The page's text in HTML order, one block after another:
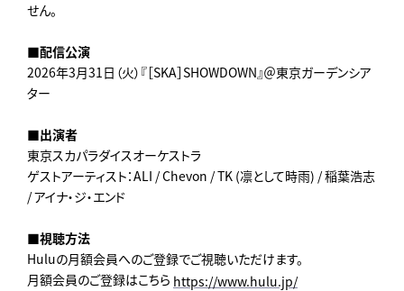
せん。
■配信公演
2026年3月31日（火）『［SKA］SHOWDOWN』＠東京ガーデンシア
ター
■出演者
東京スカパラダイスオーケストラ
ゲストアーティスト：ALI / Chevon / TK (凛として時⾬) / 稲葉浩志
/ アイナ・ジ・エンド
■視聴方法
Huluの月額会員へのご登録でご視聴いただけます。
月額会員のご登録はこちら https://www.hulu.jp/